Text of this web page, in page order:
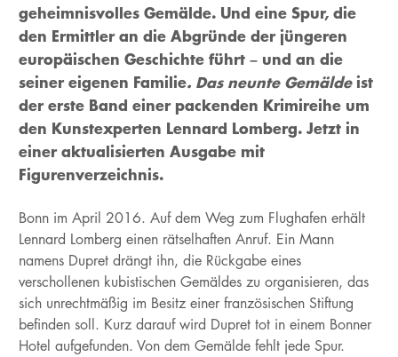
geheimnisvolles Gemälde. Und eine Spur, die
den Ermittler an die Abgründe der jüngeren
europäischen Geschichte führt – und an die
seiner eigenen Familie. Das neunte Gemäldeist
der erste Band einer packenden Krimireihe um
den Kunstexperten Lennard Lomberg. Jetzt in
einer aktualisierten Ausgabe mit
Figurenverzeichnis.
Bonn im April 2016. Auf dem Weg zum Flughafen erhält
Lennard Lomberg einen rätselhaften Anruf. Ein Mann
namens Dupret drängt ihn, die Rückgabe eines
verschollenen kubistischen Gemäldes zu organisieren, das
sich unrechtmäßig im Besitz einer französischen Stiftung
befinden soll. Kurz darauf wird Dupret tot in einem Bonner
Hotel aufgefunden. Von dem Gemälde fehlt jede Spur.